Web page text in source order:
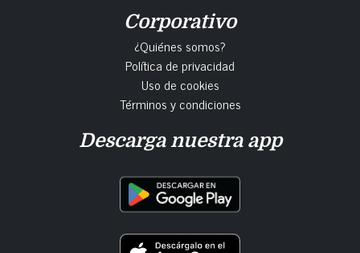
Corporativo
¿Quiénes somos?
Política de privacidad
Uso de cookies
Términos y condiciones
Descarga nuestra app